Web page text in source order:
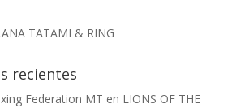
TATAMI & RING
recientes
Federation MT en LIONS OF THE